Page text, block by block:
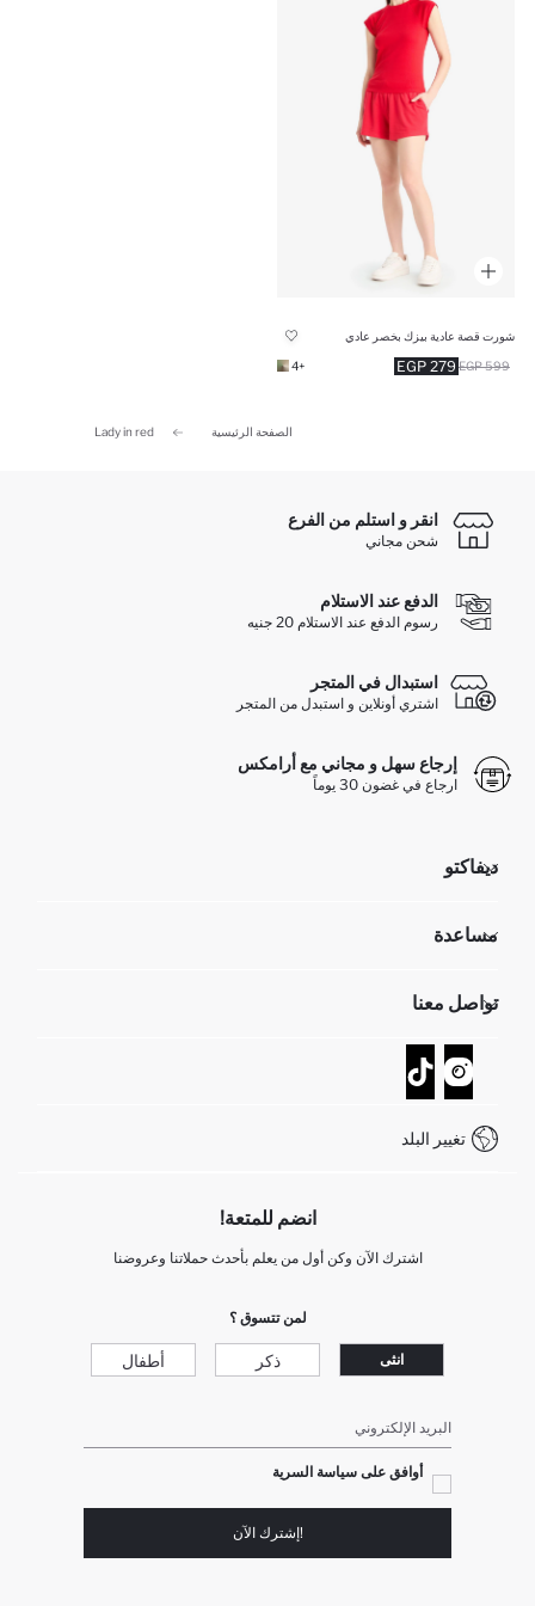
شورت قصة عادية بيزك بخصر عادي
279 EGP 599 EGP
+4
الصفحة الرئيسية Lady in red
انقر و استلم من الفرع
شحن مجاني
الدفع عند الاستلام
رسوم الدفع عند الاستلام 20 جنيه
استبدال في المتجر
اشتري أونلاين و استبدل من المتجر
إرجاع سهل و مجاني مع أرامكس
ارجاع في غضون 30 يوماً
ديفاكتو
تعرف علينا
GIFT CLUB
مساعدة
عمليات الارجاع و الاستبدال السهلة
تتبع الشحنة
كيف يمكنك التسوق في ديفاكتو ؟
كيف تدفع في ديفاكتو؟
شروط المنافسة
تواصل معنا
نموذج الاتصال
خدمة العملاء
Call Center 19782
تغيير البلد
انضم للمتعة!
اشترك الآن وكن أول من يعلم بأحدث حملاتنا وعروضنا
لمن تتسوق ؟
انثى ذكر أطفال
البريد الإلكتروني
أوافق على سياسة السرية
!إشترك الآن